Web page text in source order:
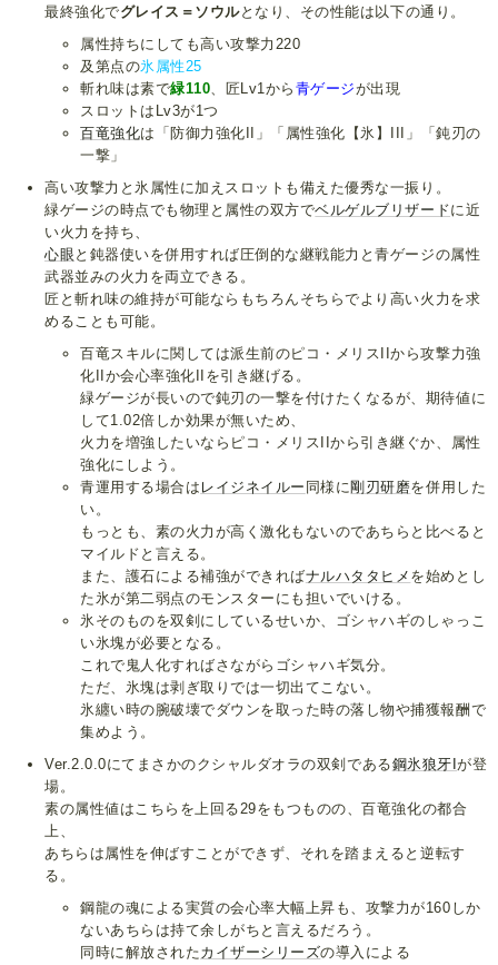
最終強化でグレイス＝ソウルとなり、その性能は以下の通り。
属性持ちにしても高い攻撃力220
及第点の氷属性25
斬れ味は素で緑110、匠Lv1から 青ゲージが出現
スロットはLv3が1つ
百竜強化は「防御力強化II」「属性強化【氷】III」「鈍刃の
一撃」
高い攻撃力と氷属性に加えスロットも備えた優秀な一振り。
緑ゲージの時点でも物理と属性の双方でベルゲルブリザードに近
い火力を持ち、
心眼 と鈍器使いを併用すれば圧倒的な継戦能力と青ゲージの属性
武器並みの火力を両立できる。
匠と斬れ味の維持が可能ならもちろんそちらでより高い火力を求
めることも可能。
百竜スキルに関しては派生前のピコ・メリスIIから攻撃力強
化IIか会心率強化IIを引き継げる。
緑ゲージが長いので鈍刃の一撃を付けたくなるが、期待値に
して1.02倍しか効果が無いため、
火力を増強したいならピコ・メリスIIから引き継ぐか、属性
強化にしよう。
青運用する場合は レイジネイルー 同様に剛刃研磨を併用した
い。
もっとも、素の火力が高く激化もないのであちらと比べると
マイルドと言える。
また、護石による補強ができればナルハタタヒメ を始めとし
た氷が第二弱点のモンスターにも担いでいける。
氷そのものを双剣にしているせいか、ゴシャハギのしゃっこ
い氷塊が必要となる。
これで鬼人化すればさながらゴシャハギ気分。
ただ、氷塊は剥ぎ取りでは一切出てこない。
氷纏い時の腕破壊でダウンを取った時の落し物や捕獲報酬で
集めよう。
Ver.2.0.0にてまさかのクシャルダオラの双剣である鋼氷狼牙Iが登
場。
素の属性値はこちらを上回る29をもつものの、百竜強化の都合
上、
あちらは属性を伸ばすことができず、それを踏まえると逆転す
る。
鋼龍の魂による実質の会心率大幅上昇も、攻撃力が160しか
ないあちらは持て余しがちと言えるだろう。
同時に解放されたカイザーシリーズの導入による